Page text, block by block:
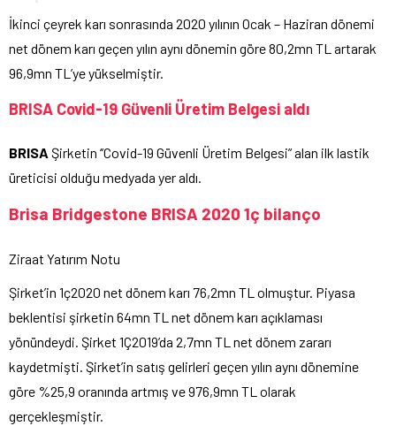
İkinci çeyrek karı sonrasında 2020 yılının Ocak – Haziran dönemi
net dönem karı geçen yılın aynı dönemin göre 80,2mn TL artarak
96,9mn TL’ye yükselmiştir.
BRISA Covid-19 Güvenli Üretim Belgesi aldı
BRISA Şirketin ‘’Covid-19 Güvenli Üretim Belgesi” alan ilk lastik
üreticisi olduğu medyada yer aldı.
Brisa Bridgestone BRISA 2020 1ç bilanço
Ziraat Yatırım Notu
Şirket’in 1ç2020 net dönem karı 76,2mn TL olmuştur. Piyasa
beklentisi şirketin 64mn TL net dönem karı açıklaması
yönündeydi. Şirket 1Ç2019’da 2,7mn TL net dönem zararı
kaydetmişti. Şirket’in satış gelirleri geçen yılın aynı dönemine
göre %25,9 oranında artmış ve 976,9mn TL olarak
gerçekleşmiştir.